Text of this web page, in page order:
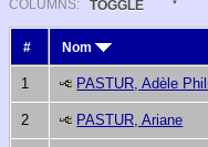
COLUMN S: TOGGLE
# Nom
1 PASTUR, Adèle
2 PASTUR, Ariane